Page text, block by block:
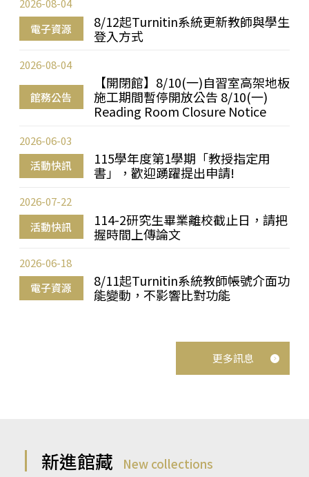
電子資源
8/12起Turnitin系統更新教師與學生
登入方式
2026-08-04
館務公告
【開閉館】8/10(一)自習室高架地板
施工期間暫停開放公告 8/10(一)
Reading Room Closure Notice
2026-08-04
活動快訊
115學年度第1學期「教授指定用
書」，歡迎踴躍提出申請!
2026-06-03
活動快訊
114-2研究生畢業離校截止日，請把
握時間上傳論文
2026-07-22
電子資源
8/11起Turnitin系統教師帳號介面功
能變動，不影響比對功能
2026-06-18
更多訊息
新進館藏 New collections